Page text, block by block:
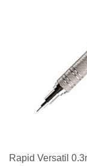
Rapid Versatil